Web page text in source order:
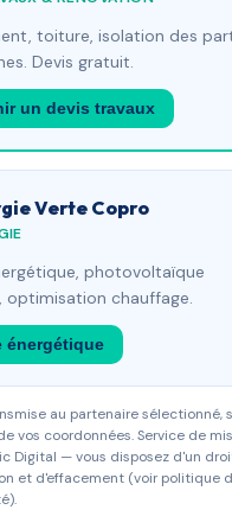
toiture, isolation des
Devis gratuit.
un devis travaux
Verte Copro
photovoltaïque
optimisation chauffage.
énergétique
au partenaire sélectionné,
vos coordonnées. Service de
Digital — vous disposez d'un
et d'effacement (voir politique